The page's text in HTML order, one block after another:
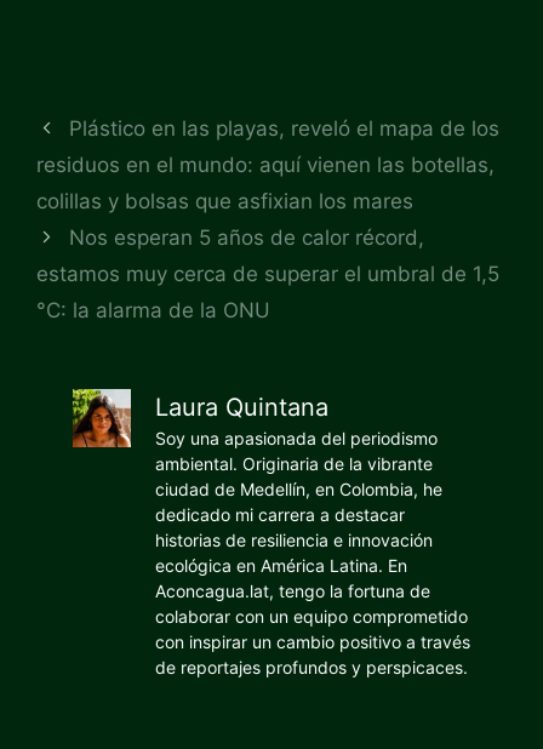
Plástico en las playas, reveló el mapa de los
residuos en el mundo: aquí vienen las botellas,
colillas y bolsas que asfixian los mares
Nos esperan 5 años de calor récord,
estamos muy cerca de superar el umbral de 1,5
°C: la alarma de la ONU
Laura Quintana
Soy una apasionada del periodismo
ambiental. Originaria de la vibrante
ciudad de Medellín, en Colombia, he
dedicado mi carrera a destacar
historias de resiliencia e innovación
ecológica en América Latina. En
Aconcagua.lat, tengo la fortuna de
colaborar con un equipo comprometido
con inspirar un cambio positivo a través
de reportajes profundos y perspicaces.